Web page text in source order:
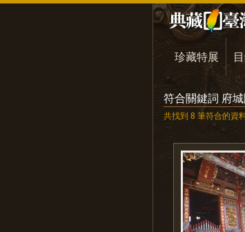
珍藏特展
符合關鍵詞 府
共找到 8 筆符合的資